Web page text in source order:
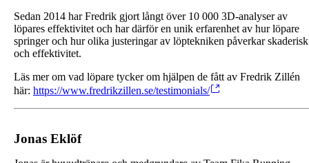
Sedan 2014 har Fredrik gjort långt över 10 000 3D-analyser av
löpares effektivitet och har därför en unik erfarenhet av hur löpare
springer och hur olika justeringar av löptekniken påverkar skaderisk
och effektivitet.
Läs mer om vad löpare tycker om hjälpen de fått av Fredrik Zillén
här: https://www.fredrikzillen.se/testimonials/
Jonas Eklöf